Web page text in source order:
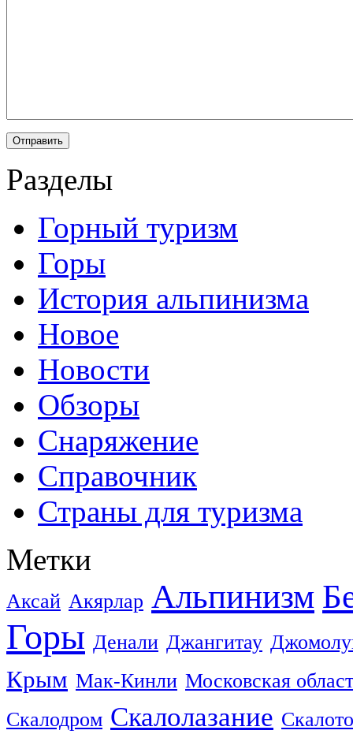
Разделы
Горный туризм
Горы
История альпинизма
Новое
Новости
Обзоры
Снаряжение
Справочник
Страны для туризма
Метки
Аксай Акярлар Альпинизм
Горы Денали Джангитау
Крым Мак-Кинли Московская
Скалодром Скалолазание